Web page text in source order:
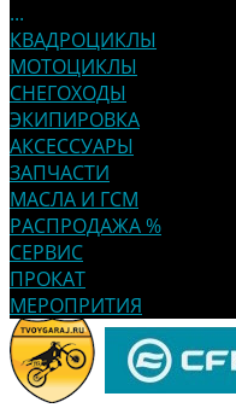
...
КВАДРОЦИКЛЫ
МОТОЦИКЛЫ
СНЕГОХОДЫ
ЭКИПИРОВКА
АКСЕССУАРЫ
ЗАПЧАСТИ
МАСЛА И ГСМ
РАСПРОДАЖА %
СЕРВИС
ПРОКАТ
МЕРОПРИТИЯ